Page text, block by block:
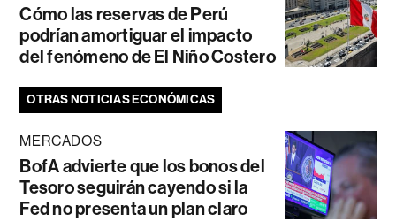
Cómo las reservas de Perú
podrían amortiguar el impacto
del fenómeno de El Niño Costero
OTRAS NOTICIAS ECONÓMICAS
MERCADOS
BofA advierte que los bonos del
Tesoro seguirán cayendo si la
Fed no presenta un plan claro